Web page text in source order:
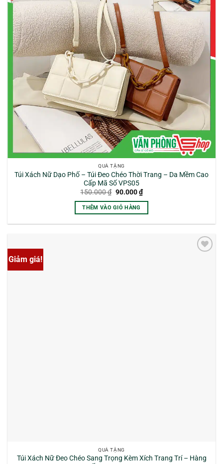
QUÀ TẶNG
Túi Xách Nữ Dạo Phố – Túi Đeo Chéo Thời Trang – Da Mềm Cao
Cấp Mã Số VPS05
150.000₫ Giá
là:
150.000 ₫.
90.000₫Giá
hiện
tại
THÊM VÀO GIỎ HÀNG
Giảm giá!
QUÀ TẶNG
Túi Xách Nữ Đeo Chéo Sang Trọng Kèm Xích Trang Trí – Hàng